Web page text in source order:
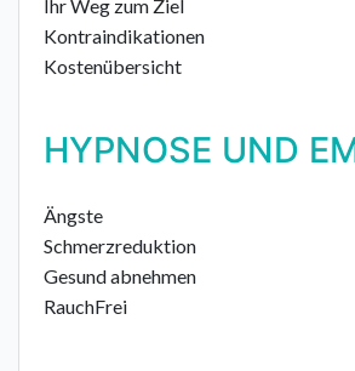
Ihr Weg zum Ziel
Kontraindikationen
Kostenübersicht
HYPNOSE UND
Ängste
Schmerzreduktion
Gesund abnehmen
RauchFrei